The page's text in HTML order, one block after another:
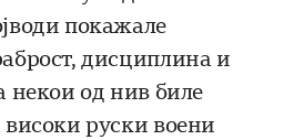
покажале
дисциплина и
некои од нив биле
руски воени